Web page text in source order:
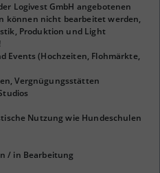
Logivest GmbH angebotenen
können nicht bearbeitet werden,
Produktion und Light
Events (Hochzeiten, Flohmärkte,
Vergnügungsstätten
Nutzung wie Hundeschulen
/ in Bearbeitung